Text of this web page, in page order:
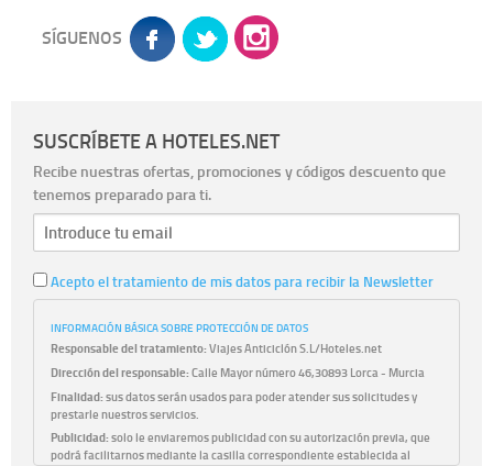
SÍGUENOS
SUSCRÍBETE A HOTELES.NET
Recibe nuestras ofertas, promociones y códigos descuento que
tenemos preparado para ti.
Acepto el tratamiento de mis datos para recibir la Newsletter
INFORMACIÓN BÁSICA SOBRE PROTECCIÓN DE DATOS
Responsable del tratamiento:Viajes Anticiclón S.L/Hoteles.net
Dirección del responsable:Calle Mayor número 46,30893 Lorca - Murcia
Finalidad:sus datos serán usados para poder atender sus solicitudes y
prestarle nuestros servicios.
Publicidad:solo le enviaremos publicidad con su autorización previa, que
podrá facilitarnos mediante la casilla correspondiente establecida al